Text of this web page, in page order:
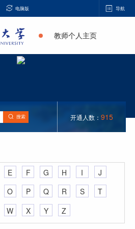
电脑版 导航
教师个人主页
搜索 开通人数： 915
E F G H I
J
O P Q R S
T
W X Y Z